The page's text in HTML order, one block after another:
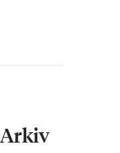
Arkiv